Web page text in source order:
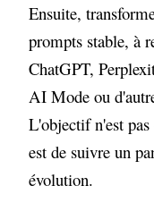
Ensuite,
prompts stable, à
ChatGPT,
AI Mode ou
L'objectif n'est
est de suivre un
évolution.